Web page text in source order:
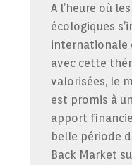
A l’heure où
écologiques
internationale
avec cette
valorisées, le
est promis à
apport
belle période
Back Market